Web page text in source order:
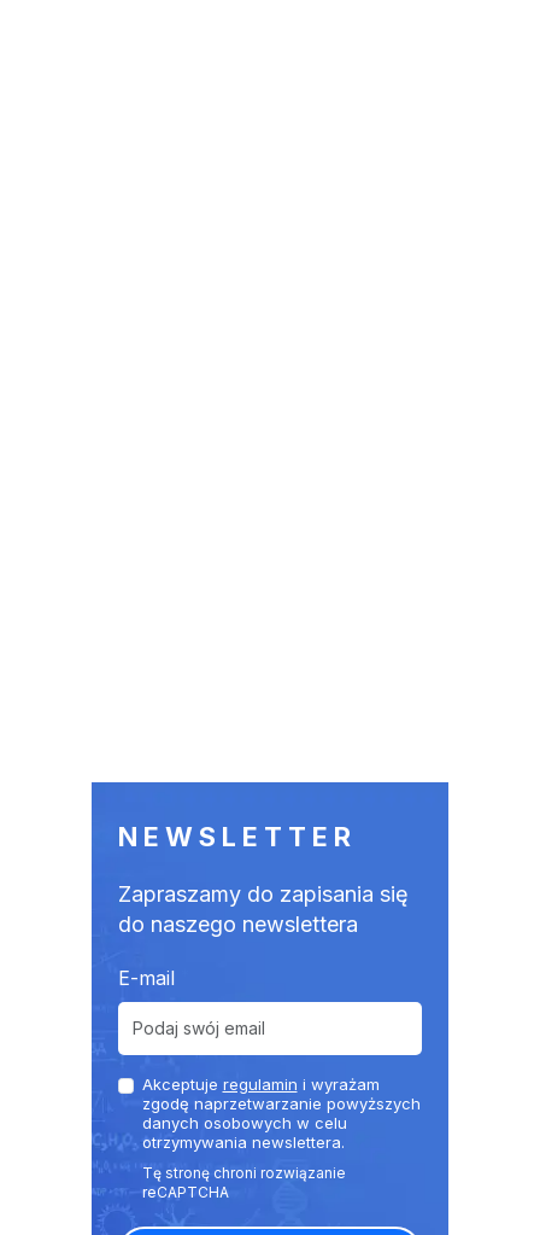
NEWSLETTER
Zapraszamy do zapisania się
do naszego newslettera
E-mail
Akceptuje regulamin i wyrażam
zgodę naprzetwarzanie powyższych
danych osobowych w celu
otrzymywania newslettera.